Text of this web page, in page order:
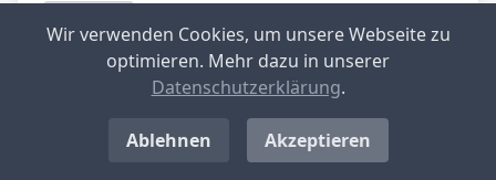
Langenwolschendorf
Aktueller Hebesatz: 200 %
Standort-Informationen aufrufen
Großbockedra
Aktueller Hebesatz: 220 %
Wir verwenden Cookies, um unsere Webseite zu
optimieren. Mehr dazu in unserer
Datenschutzerklärung.
Ablehnen Akzeptieren